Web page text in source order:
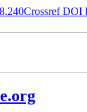
Crossref DOI